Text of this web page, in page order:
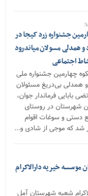
جشنواره زرد کیجا در
همدلی مسولان میاندرود
اجتماعی
چهارمین جشنواره ملی
همدلی بی‌دریغ مسئولان
بابایی فرماندار جوان،
شهرستان در روستای
از صنایع دستی و سوغات اقوام
شد که موجی از شادی و...
خیریه دارالاکرام
شعبه شهرستان آمل